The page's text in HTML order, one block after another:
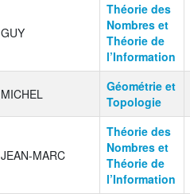
GUY
Théorie des
Nombres et
Théorie de
l’Information
MICHEL
Géométrie et
Topologie
JEAN-MARC
Théorie des
Nombres et
Théorie de
l’Information